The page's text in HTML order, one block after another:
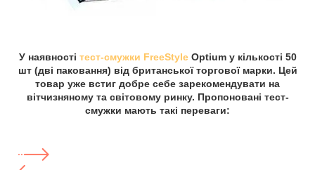
У наявності тест-смужки FreeStyleOptium у кількості 50
шт (дві паковання) від британської торгової марки. Цей
товар уже встиг добре себе зарекомендувати на
вітчизняному та світовому ринку. Пропоновані тест-
смужки мають такі переваги: